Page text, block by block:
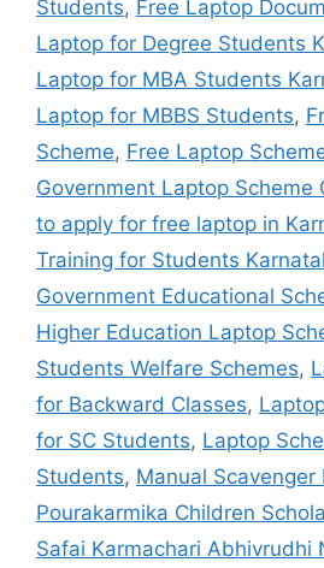
Students, Free Laptop
Laptop for Degree Students
Laptop for MBA Students
Laptop for MBBS Students,
Scheme, Free Laptop
Government Laptop Scheme
to apply for free laptop in
Training for Students
Government Educational
Higher Education Laptop
Students Welfare Schemes,
for Backward Classes,
for SC Students, Laptop
Students, Manual Scavenger
Pourakarmika Children
Safai Karmachari Abhivrudhi